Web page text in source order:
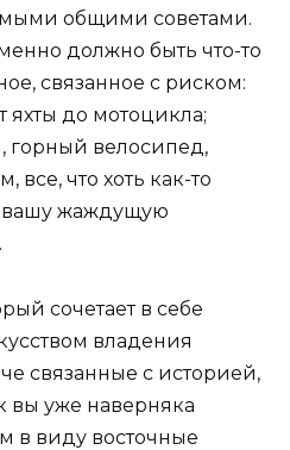
общими советами.
должно быть что-то
связанное с риском:
яхты до мотоцикла;
велосипед,
все, что хоть как-то
вашу жаждущую
сочетает в себе
владения
связанные с историей,
вы уже наверняка
в виду восточные